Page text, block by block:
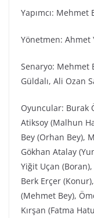
Yapımcı: Mehmet
Yönetmen: Ahmet
Senaryo: Mehmet
Güldalı, Ali Ozan
Oyuncular: Burak
Atiksoy (Malhun
Bey (Orhan Bey),
Gökhan Atalay
Yiğit Uçan (Boran),
Berk Erçer
(Mehmet Bey),
Kırşan (Fatma